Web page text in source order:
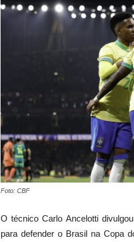
Foto: CBF
O técnico Carlo Ancelotti
para defender o Brasil na Copa